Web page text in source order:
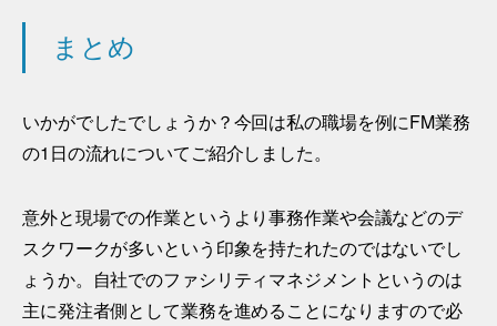
まとめ
いかがでしたでしょうか？今回は私の職場を例にFM業務
の1日の流れについてご紹介しました。
意外と現場での作業というより事務作業や会議などのデ
スクワークが多いという印象を持たれたのではないでし
ょうか。自社でのファシリティマネジメントというのは
主に発注者側として業務を進めることになりますので必